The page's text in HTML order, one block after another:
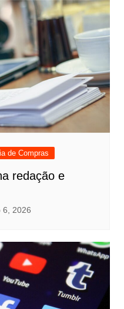
de Compras
redação e
6, 2026